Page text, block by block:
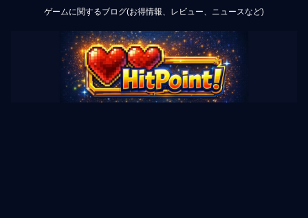
ゲームに関するブログ(お得情報、レビュー、ニュースなど)